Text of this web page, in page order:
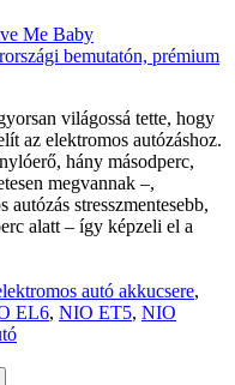
Me Baby
világossá tette, hogy
az elektromos autózáshoz.
hány másodperc,
megvannak –,
stresszmentesebb,
alatt – így képzeli el a
autó akkucsere,
EL6, NIO ET5, NIO